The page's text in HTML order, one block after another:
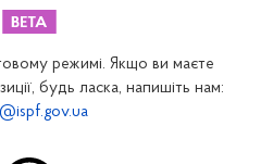
режимі. Якщо ви маєте
будь ласка, напишіть нам: